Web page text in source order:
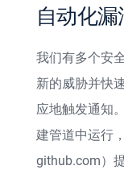
自动化
我们有多个安
新的威胁并快
应地触发通知
建管道中运行
github.com）